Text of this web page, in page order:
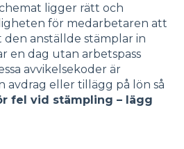
ligger rätt och
för medarbetaren att
anställde stämplar in
en dag utan arbetspass
avvikelsekoder är
avdrag eller tillägg på lön så
fel vid stämpling – lägg